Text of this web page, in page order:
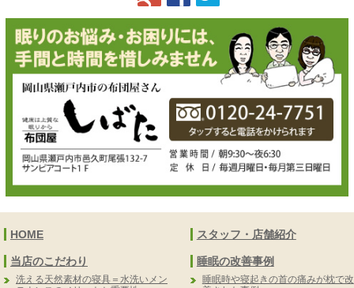
HOME スタッフ・店舗紹介
当店のこだわり
洗える天然素材の寝具＝水洗いメン
睡眠の改善事例
睡眠時や寝起きの首の痛みが枕で改